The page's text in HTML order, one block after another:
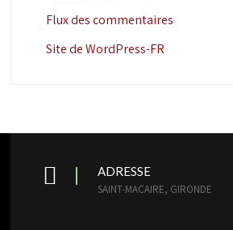
Flux des commentaires
Site de WordPress-FR
ADRESSE
SAINT-MACAIRE, GIRONDE